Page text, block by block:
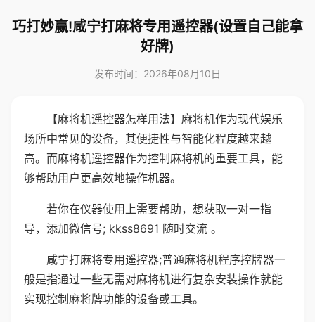
巧打妙赢!咸宁打麻将专用遥控器(设置自己能拿
好牌)
发布时间：2026年08月10日
【麻将机遥控器怎样用法】麻将机作为现代娱乐
场所中常见的设备，其便捷性与智能化程度越来越
高。而麻将机遥控器作为控制麻将机的重要工具，能
够帮助用户更高效地操作机器。
若你在仪器使用上需要帮助，想获取一对一指
导，添加微信号; kkss8691 随时交流 。
咸宁打麻将专用遥控器;普通麻将机程序控牌器一
般是指通过一些无需对麻将机进行复杂安装操作就能
实现控制麻将牌功能的设备或工具。